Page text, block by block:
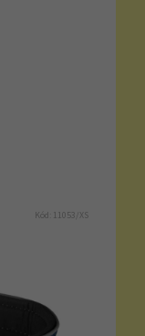
Kód: 11053/XS